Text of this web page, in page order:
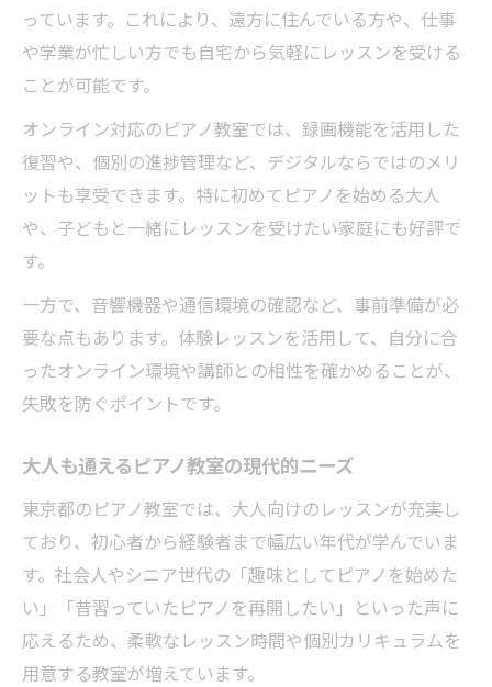
っています。これにより、遠方に住んでいる方や、仕事
や学業が忙しい方でも自宅から気軽にレッスンを受ける
ことが可能です。
オンライン対応のピアノ教室では、録画機能を活用した
復習や、個別の進捗管理など、デジタルならではのメリ
ットも享受できます。特に初めてピアノを始める大人
や、子どもと一緒にレッスンを受けたい家庭にも好評で
す。
一方で、音響機器や通信環境の確認など、事前準備が必
要な点もあります。体験レッスンを活用して、自分に合
ったオンライン環境や講師との相性を確かめることが、
失敗を防ぐポイントです。
大人も通えるピアノ教室の現代的ニーズ
東京都のピアノ教室では、大人向けのレッスンが充実し
ており、初心者から経験者まで幅広い年代が学んでいま
す。社会人やシニア世代の「趣味としてピアノを始めた
い」「昔習っていたピアノを再開したい」といった声に
応えるため、柔軟なレッスン時間や個別カリキュラムを
用意する教室が増えています。